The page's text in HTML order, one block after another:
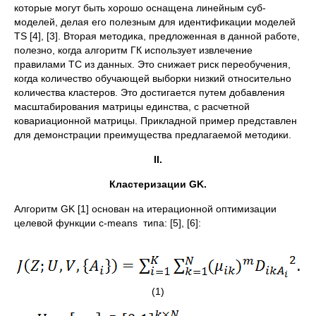
которые могут быть хорошо оснащена линейным суб-
моделей, делая его полезным для идентификации моделей
TS [4], [3]. Вторая методика, предложенная в данной работе,
полезно, когда алгоритм ГК использует извлечение
правилами ТС из данных. Это снижает риск переобучения,
когда количество обучающей выборки низкий относительно
количества кластеров. Это достигается путем добавления
масштабирования матрицы единства, с расчетной
ковариационной матрицы. Прикладной пример представлен
для демонстрации преимущества предлагаемой методики.
II.
Кластеризации GK.
Алгоритм GK [1] основан на итерационной оптимизации
целевой функции c-means типа: [5], [6]:
(1)